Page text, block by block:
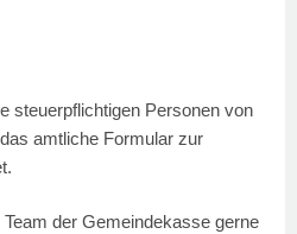
steuerpflichtigen Personen von
amtliche Formular zur
der Gemeindekasse gerne